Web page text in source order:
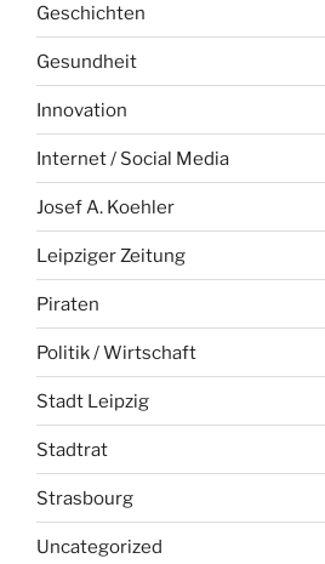
Geschichten
Gesundheit
Innovation
Internet / Social Media
Josef A. Koehler
Leipziger Zeitung
Piraten
Politik / Wirtschaft
Stadt Leipzig
Stadtrat
Strasbourg
Uncategorized